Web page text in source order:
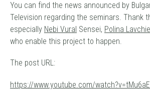
You can find the news announced by
Television regarding the seminars. Thank
especially Nebi Vural Sensei, Polina
who enable this project to happen.
The post URL:
https://www.youtube.com/